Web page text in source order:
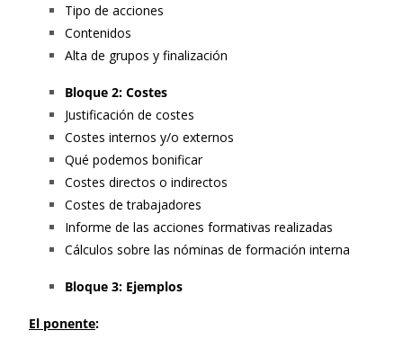
Tipo de acciones
Contenidos
Alta de grupos y finalización
Bloque 2: Costes
Justificación de costes
Costes internos y/o externos
Qué podemos bonificar
Costes directos o indirectos
Costes de trabajadores
Informe de las acciones formativas realizadas
Cálculos sobre las nóminas de formación interna
Bloque 3: Ejemplos
El ponente: